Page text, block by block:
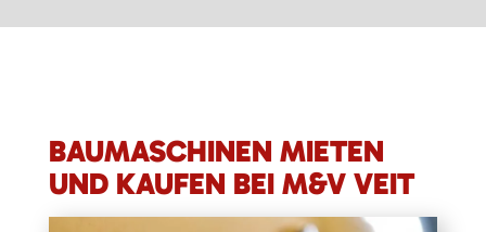
BAUMASCHINEN MIETEN
UND KAUFEN BEI M&V VEIT